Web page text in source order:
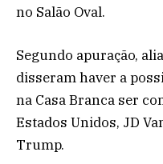
no Salão Oval.
Segundo apuração,
disseram haver a
na Casa Branca ser
Estados Unidos, JD
Trump.